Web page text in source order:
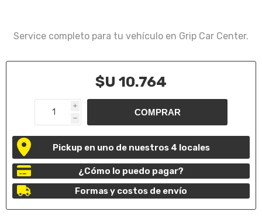
Service completo para tu vehículo en Grip Car Center.
$U 10.764
i
h
Pickup en uno de nuestros 4 locales
¿Cómo lo puedo pagar?
Formas y costos de envío